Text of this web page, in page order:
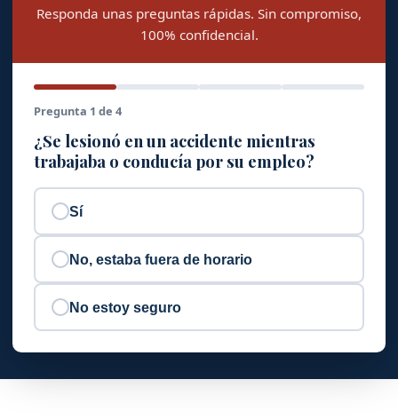
Responda unas preguntas rápidas. Sin compromiso,
100% confidencial.
Pregunta 1 de 4
¿Se lesionó en un accidente mientras
trabajaba o conducía por su empleo?
Sí
No, estaba fuera de horario
No estoy seguro